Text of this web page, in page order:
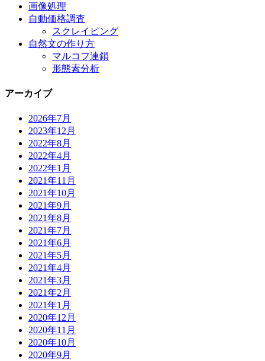
画像処理
自動価格調査
スクレイピング
自然文の作り方
マルコフ連鎖
形態素分析
アーカイブ
2026年7月
2023年12月
2022年8月
2022年4月
2022年1月
2021年11月
2021年10月
2021年9月
2021年8月
2021年7月
2021年6月
2021年5月
2021年4月
2021年3月
2021年2月
2021年1月
2020年12月
2020年11月
2020年10月
2020年9月